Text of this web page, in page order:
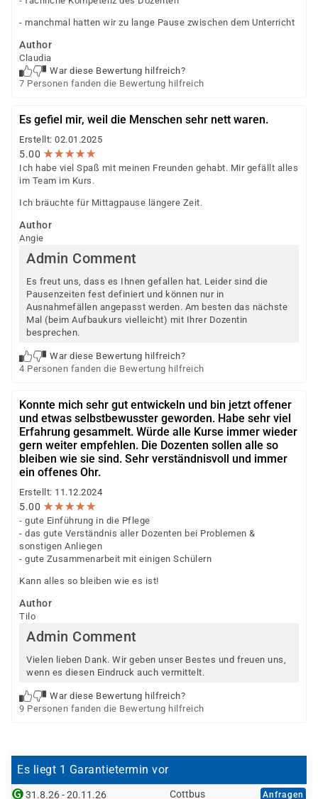
Voraussetzungen und Förderfähigkeit.
- manchmal hatten wir zu lange Pause zwischen dem Unterricht
Author
Claudia
War diese Bewertung hilfreich?
7 Personen fanden die Bewertung hilfreich
Es gefiel mir, weil die Menschen sehr nett waren.
Erstellt: 02.01.2025
5.00 ★★★★★
★★★★★
Ich habe viel Spaß mit meinen Freunden gehabt. Mir gefällt alles
im Team im Kurs.
Ich bräuchte für Mittagpause längere Zeit.
Author
Angie
Admin Comment
Es freut uns, dass es Ihnen gefallen hat. Leider sind die
Pausenzeiten fest definiert und können nur in
Ausnahmefällen angepasst werden. Am besten das nächste
Mal (beim Aufbaukurs vielleicht) mit Ihrer Dozentin
besprechen.
War diese Bewertung hilfreich?
4 Personen fanden die Bewertung hilfreich
Konnte mich sehr gut entwickeln und bin jetzt offener
und etwas selbstbewusster geworden. Habe sehr viel
Erfahrung gesammelt. Würde alle Kurse immer wieder
gern weiter empfehlen. Die Dozenten sollen alle so
bleiben wie sie sind. Sehr verständnisvoll und immer
ein offenes Ohr.
Erstellt: 11.12.2024
5.00 ★★★★★
★★★★★
- gute Einführung in die Pflege
- das gute Verständnis aller Dozenten bei Problemen &
sonstigen Anliegen
- gute Zusammenarbeit mit einigen Schülern
Kann alles so bleiben wie es ist!
Author
Tilo
Admin Comment
Vielen lieben Dank. Wir geben unser Bestes und freuen uns,
wenn es diesen Eindruck auch vermittelt.
War diese Bewertung hilfreich?
9 Personen fanden die Bewertung hilfreich
Es liegt 1 Garantietermin vor
31.8.26 - 20.11.26 Cottbus Anfragen